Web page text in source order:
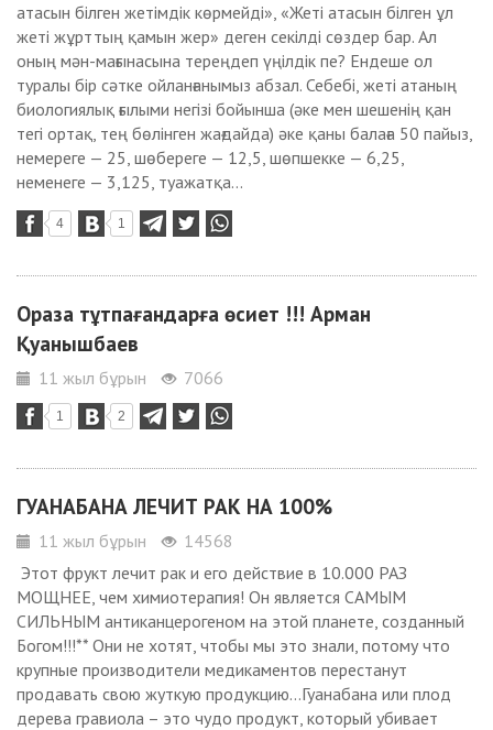
атасын білген жетімдік көрмейді», «Жеті атасын білген ұл
жеті жұрттың қамын жер» деген секілді сөздер бар. Ал
оның мән-мағынасына тереңдеп үңілдік пе? Ендеше ол
туралы бір сәтке ойланғанымыз абзал. Себебі, жеті атаның
биологиялық ғылыми негізі бойынша (әке мен шешенің қан
тегі ортақ, тең бөлінген жағдайда) әке қаны балаға 50 пайыз,
немереге — 25, шөбереге — 12,5, шөпшекке — 6,25,
неменеге — 3,125, туажатқа...
4 1
Ораза тұтпағандарға өсиет !!! Арман
Қуанышбаев
11 жыл бұрын 7066
1 2
ГУАНАБАНА ЛЕЧИТ РАК НА 100%
11 жыл бұрын
14568
Этот фрукт лечит рак и его действие в 10.000 РАЗ
МОЩНЕЕ, чем химиотерапия! Он является САМЫМ
СИЛЬНЫМ антиканцерогеном на этой планете, созданный
Богом!!!** Они не хотят, чтобы мы это знали, потому что
крупные производители медикаментов перестанут
продавать свою жуткую продукцию…Гуанабана или плод
дерева гравиола – это чудо продукт, который убивает